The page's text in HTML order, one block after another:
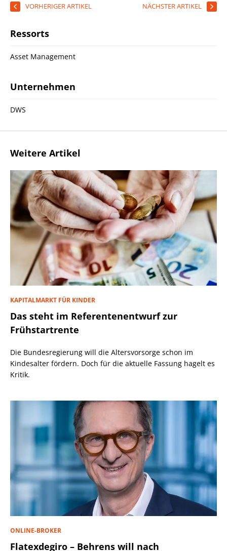
VORHERIGER ARTIKEL NÄCHSTER ARTIKEL
Ressorts
Asset Management
Unternehmen
DWS
Weitere Artikel
KAPITALMARKT FÜR KINDER
Das steht im Referentenentwurf zur
Frühstartrente
Die Bundesregierung will die Altersvorsorge schon im
Kindesalter fördern. Doch für die aktuelle Fassung hagelt es
Kritik.
ONLINE-BROKER
Flatexdegiro – Behrens will nach